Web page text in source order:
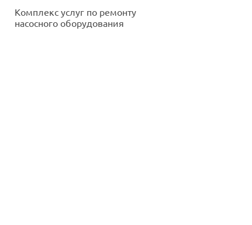
Комплекс услуг по ремонту
насосного оборудования